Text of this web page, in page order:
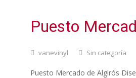
Puesto
vanevinyl Sin categoría
Puesto Mercado de Algirós